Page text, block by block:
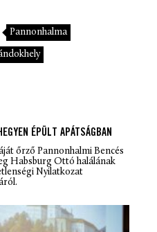
Pannonhalma
ÉPÜLT APÁTSÁGBAN
őrző Pannonhalmi Bencés
Habsburg Ottó halálának
Nyilatkozat